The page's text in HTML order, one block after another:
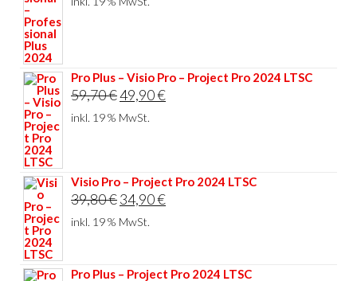
Pro Plus – Visio Pro – Project Pro 2024 LTSC
59,70€Ursprünglicher
Preis
49,90€Aktueller
inkl. 19 % MwSt.
Visio Pro – Project Pro 2024 LTSC
39,80€Ursprünglicher
Preis
34,90€Aktueller
inkl. 19 % MwSt.
Pro Plus – Project Pro 2024 LTSC